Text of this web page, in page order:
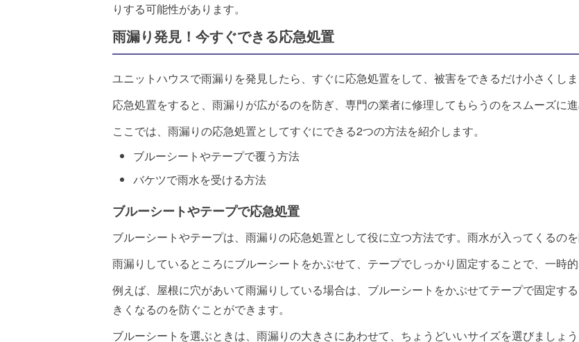
りする可能性があります。
雨漏り発見！今すぐできる応急処置
ユニットハウスで雨漏りを発見したら、すぐに応急処置をして、被害をできるだけ小さくしま
応急処置をすると、雨漏りが広がるのを防ぎ、専門の業者に修理してもらうのをスムーズに進
ここでは、雨漏りの応急処置としてすぐにできる2つの方法を紹介します。
ブルーシートやテープで覆う方法
バケツで雨水を受ける方法
ブルーシートやテープで応急処置
ブルーシートやテープは、雨漏りの応急処置として役に立つ方法です。雨水が入ってくるのを
雨漏りしているところにブルーシートをかぶせて、テープでしっかり固定することで、一時
例えば、屋根に穴があいて雨漏りしている場合は、ブルーシートをかぶせてテープで固定す
きくなるのを防ぐことができます。
ブルーシートを選ぶときは、雨漏りの大きさにあわせて、ちょうどいいサイズを選びましょう